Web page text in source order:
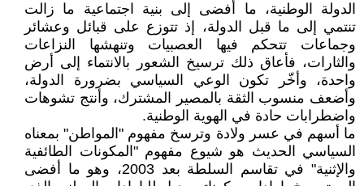
الدولة الوطنية، ما أفضى إلى بنية اجتماعية ما زالت
تنتمي إلى ما قبل الدولة، إذ تتوزع على قبائل وعشائر
وجماعات تتحكم فيها العصبيات وتنهشها النزاعات
والثارات، فأعاق ذلك ترسيخ الشعور بالانتماء إلى أرض
واحدة، وأخّر تكون الوعي السياسي بضرورة الدولة،
وأضعف منسوب الثقة بالمصير المشترك، وأنتج تشوهات
واضطرابات حادة في الهوية الوطنية.
ما أسهم في عسر ولادة وترسخ مفهوم "المواطن" بمعناه
السياسي الحديث هو شيوع مفهوم "المكونات الطائفية
والإثنية" في تقاسم السلطة بعد 2003، وهو ما أفضى